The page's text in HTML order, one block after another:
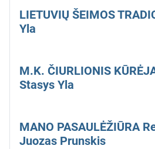
LIETUVIŲ ŠEIMOS
Yla
M.K. ČIURLIONIS
Stasys Yla
MANO PASAULĖŽIŪRA
Juozas Prunskis